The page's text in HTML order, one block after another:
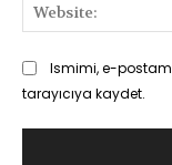
Ismimi, e-
tarayıcıya kaydet.